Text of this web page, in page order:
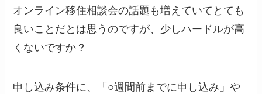
オンライン移住相談会の話題も増えていてとても
良いことだとは思うのですが、少しハードルが高
くないですか？
申し込み条件に、「○週間前までに申し込み」や